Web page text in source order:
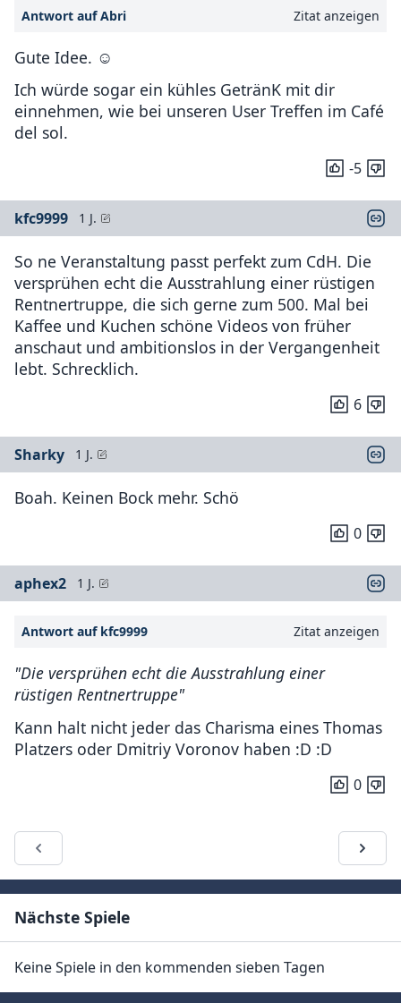
Antwort auf Abri Zitat anzeigen
Gute Idee. ☺️
Ich würde sogar ein kühles GetränK mit dir
einnehmen, wie bei unseren User Treffen im Café
del sol.
-5
kfc9999 1 J.
So ne Veranstaltung passt perfekt zum CdH. Die
versprühen echt die Ausstrahlung einer rüstigen
Rentnertruppe, die sich gerne zum 500. Mal bei
Kaffee und Kuchen schöne Videos von früher
anschaut und ambitionslos in der Vergangenheit
lebt. Schrecklich.
6
Sharky 1 J.
Boah. Keinen Bock mehr. Schö
0
aphex2 1 J.
Antwort auf kfc9999 Zitat anzeigen
"Die versprühen echt die Ausstrahlung einer
rüstigen Rentnertruppe"
Kann halt nicht jeder das Charisma eines Thomas
Platzers oder Dmitriy Voronov haben :D :D
0
Nächste Spiele
Keine Spiele in den kommenden sieben Tagen